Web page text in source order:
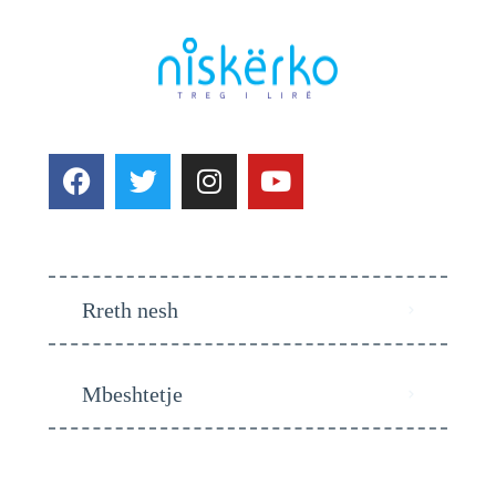
Rreth nesh
Mbeshtetje